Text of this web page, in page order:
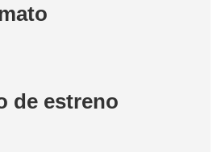
de estreno